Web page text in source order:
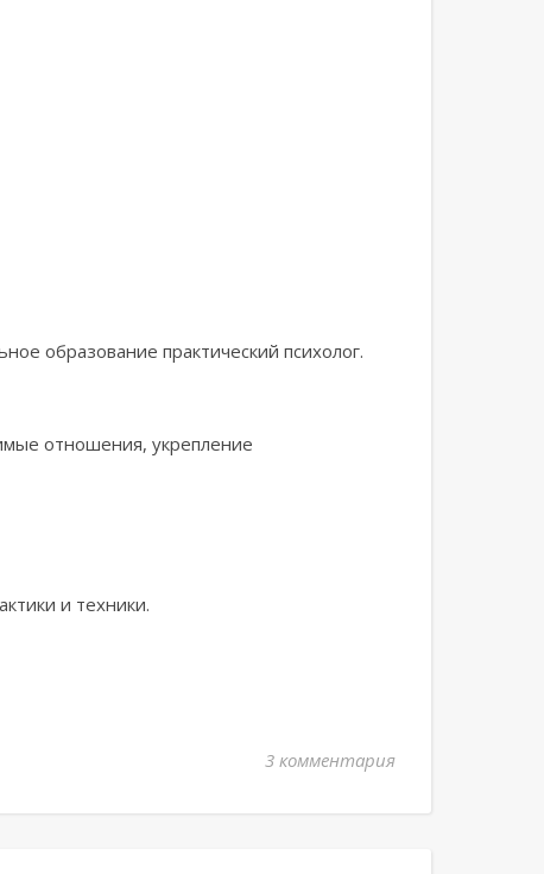
образование практический психолог.
отношения, укрепление
и техники.
3 комментария